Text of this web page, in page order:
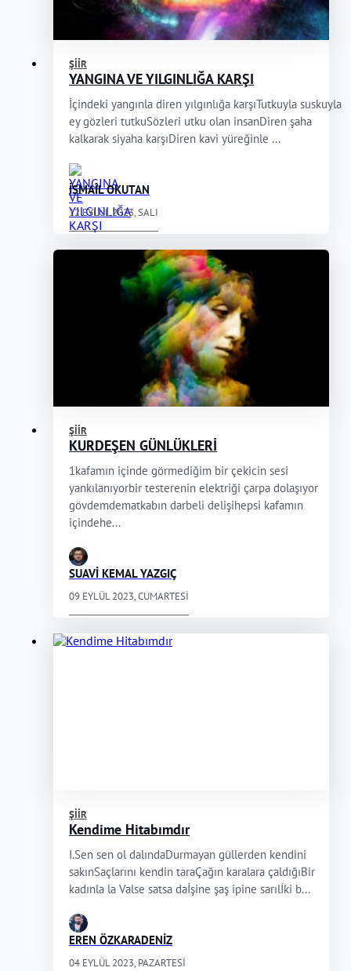
ŞIIR
YANGINA VE YILGINLIĞA KARŞI
İçindeki yangınla diren yılgınlığa karşıTutkuyla suskuyla
ey gözleri tutkuSözleri utku olan insanDiren şaha
kalkarak siyaha karşıDiren kavi yüreğinle ...
İSMAİL OKUTAN
12 EYLÜL 2023, SALI
ŞIIR
KURDEŞEN GÜNLÜKLERİ
1kafamın içinde görmediğim bir çekicin sesi
yankılanıyorbir testerenin elektriği çarpa dolaşıyor
gövdemdematkabın darbeli delişihepsi kafamın
içindehe...
SUAVİ KEMAL YAZGIÇ
09 EYLÜL 2023, CUMARTESI
ŞIIR
Kendime Hitabımdır
I.Sen sen ol dalındaDurmayan güllerden kendini
sakınSaçlarını kendin taraÇağın karalara çaldığıBir
kadınla la Valse satsa daİşine şaş ipine sarılİki b...
EREN ÖZKARADENİZ
04 EYLÜL 2023, PAZARTESI